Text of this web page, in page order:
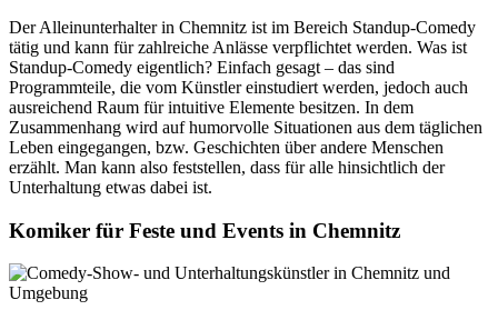
Der Alleinunterhalter in Chemnitz ist im Bereich Standup-Comedy
tätig und kann für zahlreiche Anlässe verpflichtet werden. Was ist
Standup-Comedy eigentlich? Einfach gesagt – das sind
Programmteile, die vom Künstler einstudiert werden, jedoch auch
ausreichend Raum für intuitive Elemente besitzen. In dem
Zusammenhang wird auf humorvolle Situationen aus dem täglichen
Leben eingegangen, bzw. Geschichten über andere Menschen
erzählt. Man kann also feststellen, dass für alle hinsichtlich der
Unterhaltung etwas dabei ist.
Komiker für Feste und Events in Chemnitz